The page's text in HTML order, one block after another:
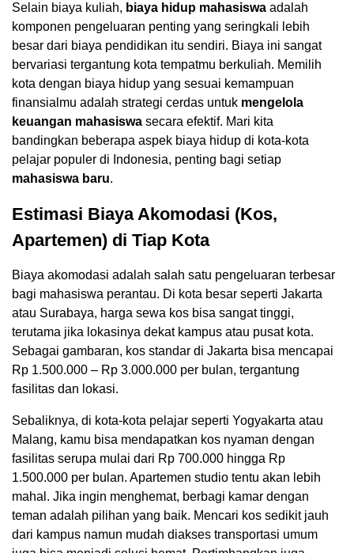
Selain biaya kuliah, biaya hidup mahasiswa adalah
komponen pengeluaran penting yang seringkali lebih
besar dari biaya pendidikan itu sendiri. Biaya ini sangat
bervariasi tergantung kota tempatmu berkuliah. Memilih
kota dengan biaya hidup yang sesuai kemampuan
finansialmu adalah strategi cerdas untuk mengelola
keuangan mahasiswa secara efektif. Mari kita
bandingkan beberapa aspek biaya hidup di kota-kota
pelajar populer di Indonesia, penting bagi setiap
mahasiswa baru.
Estimasi Biaya Akomodasi (Kos,
Apartemen) di Tiap Kota
Biaya akomodasi adalah salah satu pengeluaran terbesar
bagi mahasiswa perantau. Di kota besar seperti Jakarta
atau Surabaya, harga sewa kos bisa sangat tinggi,
terutama jika lokasinya dekat kampus atau pusat kota.
Sebagai gambaran, kos standar di Jakarta bisa mencapai
Rp 1.500.000 – Rp 3.000.000 per bulan, tergantung
fasilitas dan lokasi.
Sebaliknya, di kota-kota pelajar seperti Yogyakarta atau
Malang, kamu bisa mendapatkan kos nyaman dengan
fasilitas serupa mulai dari Rp 700.000 hingga Rp
1.500.000 per bulan. Apartemen studio tentu akan lebih
mahal. Jika ingin menghemat, berbagi kamar dengan
teman adalah pilihan yang baik. Mencari kos sedikit jauh
dari kampus namun mudah diakses transportasi umum